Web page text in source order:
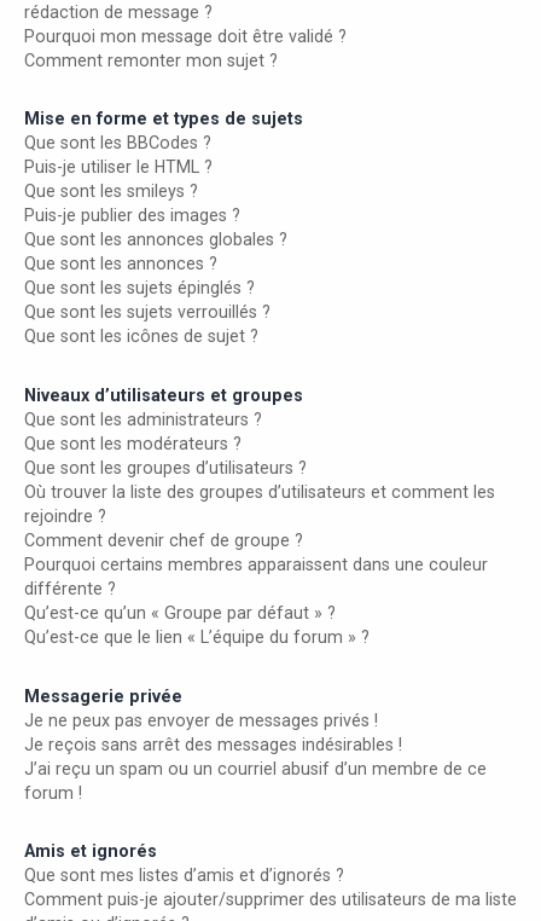
rédaction de message ?
Pourquoi mon message doit être validé ?
Comment remonter mon sujet ?
Mise en forme et types de sujets
Que sont les BBCodes ?
Puis-je utiliser le HTML ?
Que sont les smileys ?
Puis-je publier des images ?
Que sont les annonces globales ?
Que sont les annonces ?
Que sont les sujets épinglés ?
Que sont les sujets verrouillés ?
Que sont les icônes de sujet ?
Niveaux d’utilisateurs et groupes
Que sont les administrateurs ?
Que sont les modérateurs ?
Que sont les groupes d’utilisateurs ?
Où trouver la liste des groupes d’utilisateurs et comment les
rejoindre ?
Comment devenir chef de groupe ?
Pourquoi certains membres apparaissent dans une couleur
différente ?
Qu’est-ce qu’un « Groupe par défaut » ?
Qu’est-ce que le lien « L’équipe du forum » ?
Messagerie privée
Je ne peux pas envoyer de messages privés !
Je reçois sans arrêt des messages indésirables !
J’ai reçu un spam ou un courriel abusif d’un membre de ce
forum !
Amis et ignorés
Que sont mes listes d’amis et d’ignorés ?
Comment puis-je ajouter/supprimer des utilisateurs de ma liste